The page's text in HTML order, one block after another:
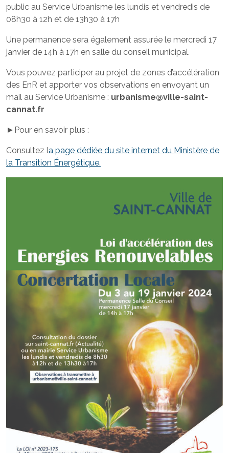
public au Service Urbanisme les lundis et vendredis de
08h30 à 12h et de 13h30 à 17h
Une permanence sera également assurée le mercredi 17
janvier de 14h à 17h en salle du conseil municipal.
Vous pouvez participer au projet de zones d’accélération
des EnR et apporter vos observations en envoyant un
mail au Service Urbanisme : urbanisme@ville-saint-
cannat.fr
►Pour en savoir plus :
Consultez la page dédiée du site internet du Ministère de
la Transition Énergétique.